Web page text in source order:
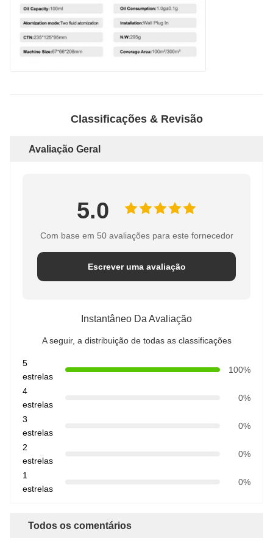
Classificações & Revisão
Avaliação Geral
5.0
Com base em 50 avaliações para este fornecedor
Escrever uma avaliação
Instantâneo Da Avaliação
A seguir, a distribuição de todas as classificações
5
estrelas
100%
4
estrelas
0%
3
estrelas
0%
2
estrelas
0%
1
estrelas
0%
Todos os comentários